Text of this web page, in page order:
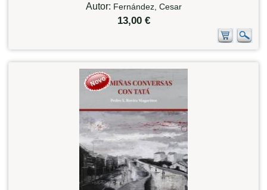
Autor: Fernández, Cesar
13,00 €